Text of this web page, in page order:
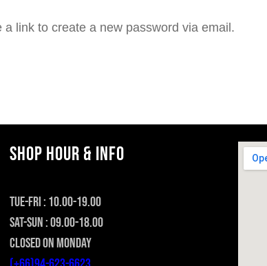
link to create a new password via email.
SHOP HOUR & INFO
TUE-FRI : 10.00-19.00
SAT-SUN : 09.00-18.00
CLOSED ON MONDAY